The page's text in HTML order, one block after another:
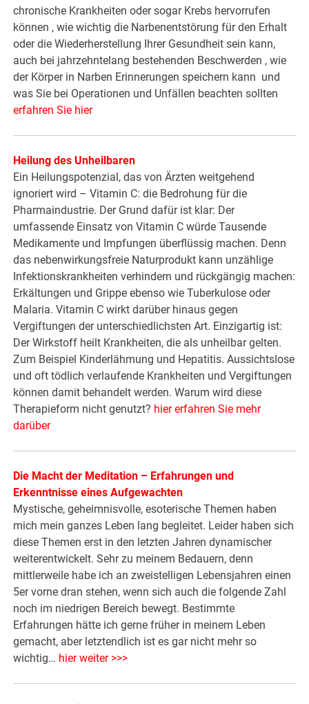
chronische Krankheiten oder sogar Krebs hervorrufen
können , wie wichtig die Narbenentstörung für den Erhalt
oder die Wiederherstellung Ihrer Gesundheit sein kann,
auch bei jahrzehntelang bestehenden Beschwerden , wie
der Körper in Narben Erinnerungen speichern kann und
was Sie bei Operationen und Unfällen beachten sollten
erfahren Sie hier
Heilung des Unheilbaren
Ein Heilungspotenzial, das von Ärzten weitgehend
ignoriert wird – Vitamin C: die Bedrohung für die
Pharmaindustrie. Der Grund dafür ist klar: Der
umfassende Einsatz von Vitamin C würde Tausende
Medikamente und Impfungen überflüssig machen. Denn
das nebenwirkungsfreie Naturprodukt kann unzählige
Infektionskrankheiten verhindern und rückgängig machen:
Erkältungen und Grippe ebenso wie Tuberkulose oder
Malaria. Vitamin C wirkt darüber hinaus gegen
Vergiftungen der unterschiedlichsten Art. Einzigartig ist:
Der Wirkstoff heilt Krankheiten, die als unheilbar gelten.
Zum Beispiel Kinderlähmung und Hepatitis. Aussichtslose
und oft tödlich verlaufende Krankheiten und Vergiftungen
können damit behandelt werden. Warum wird diese
Therapieform nicht genutzt? hier erfahren Sie mehr
darüber
Die Macht der Meditation – Erfahrungen und
Erkenntnisse eines Aufgewachten
Mystische, geheimnisvolle, esoterische Themen haben
mich mein ganzes Leben lang begleitet. Leider haben sich
diese Themen erst in den letzten Jahren dynamischer
weiterentwickelt. Sehr zu meinem Bedauern, denn
mittlerweile habe ich an zweistelligen Lebensjahren einen
5er vorne dran stehen, wenn sich auch die folgende Zahl
noch im niedrigen Bereich bewegt. Bestimmte
Erfahrungen hätte ich gerne früher in meinem Leben
gemacht, aber letztendlich ist es gar nicht mehr so
wichtig… hier weiter >>>